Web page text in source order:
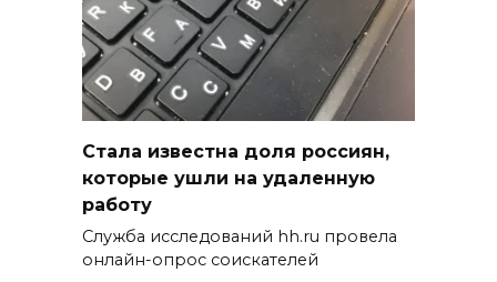
Стала известна доля россиян,
которые ушли на удаленную
работу
Служба исследований hh.ru провела
онлайн-опрос соискателей